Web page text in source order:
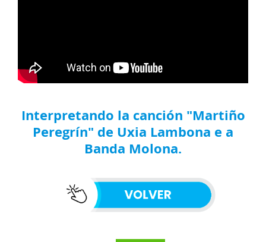
Interpretando la canción "Martiño
Peregrín" de Uxia Lambona e a
Banda Molona.